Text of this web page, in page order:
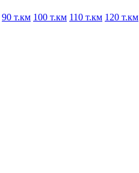
90 т.км 100 т.км 110 т.км 120 т.км